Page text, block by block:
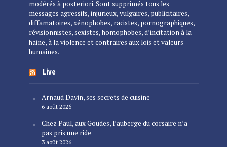
modérés à posteriori. Sont supprimés tous les
messages agressifs, injurieux, vulgaires, publicitaires,
diffamatoires, xénophobes, racistes, pornographiques,
révisionnistes, sexistes, homophobes, d’incitation à la
haine, à la violence et contraires aux lois et valeurs
humaines.
Live
Arnaud Davin, ses secrets de cuisine
6 août 2026
Chez Paul, aux Goudes, l’auberge du corsaire n’a
pas pris une ride
3 août 2026